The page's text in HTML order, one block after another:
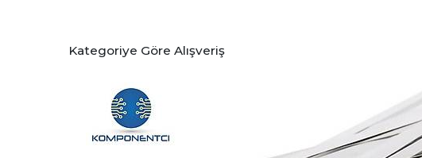
Kategoriye Göre Alışveriş